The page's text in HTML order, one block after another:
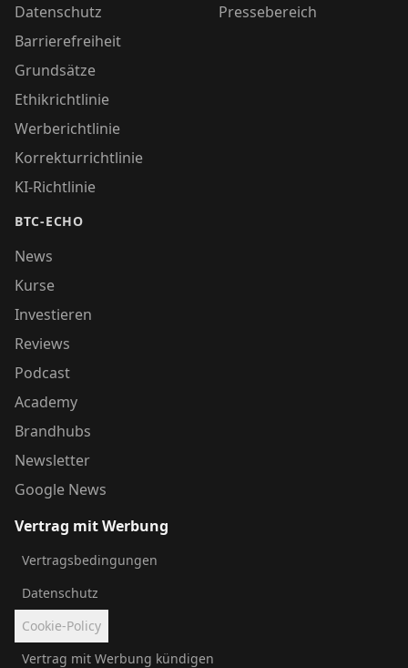
Datenschutz
Barrierefreiheit
Grundsätze
Ethikrichtlinie
Werberichtlinie
Korrekturrichtlinie
KI-Richtlinie
BTC-ECHO
News
Kurse
Investieren
Reviews
Podcast
Academy
Brandhubs
Newsletter
Google News
Pressebereich
Vertrag mit Werbung
Vertragsbedingungen
Datenschutz
Cookie-Policy
Vertrag mit Werbung kündigen